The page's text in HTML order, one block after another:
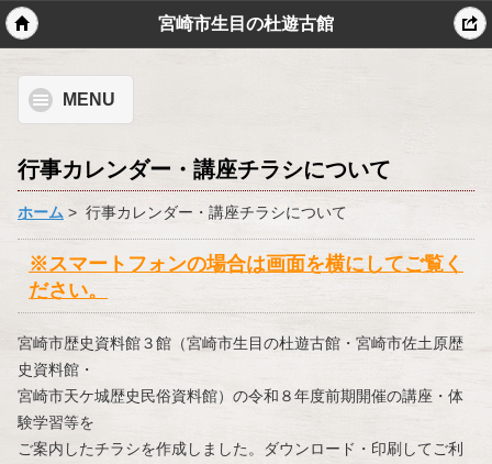
宮崎市生目の杜遊古館
MENU
行事カレンダー・講座チラシについて
ホーム > 行事カレンダー・講座チラシについて
※スマートフォンの場合は画面を横にしてご覧く
ださい。
宮崎市歴史資料館３館（宮崎市生目の杜遊古館・宮崎市佐土原歴
史資料館・
宮崎市天ケ城歴史民俗資料館）の令和８年度前期開催の講座・体
験学習等を
ご案内したチラシを作成しました。ダウンロード・印刷してご利
モバイル PC